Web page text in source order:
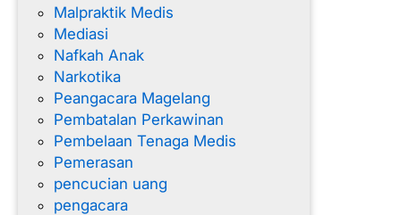
Malpraktik Medis
Mediasi
Nafkah Anak
Narkotika
Peangacara Magelang
Pembatalan Perkawinan
Pembelaan Tenaga Medis
Pemerasan
pencucian uang
pengacara